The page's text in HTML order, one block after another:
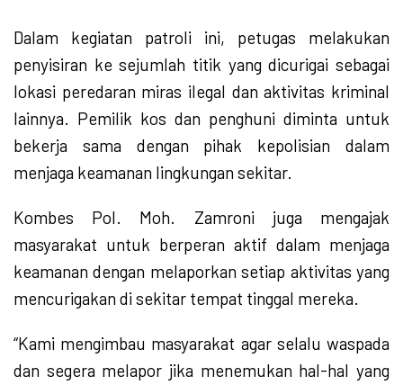
Dalam kegiatan patroli ini, petugas melakukan
penyisiran ke sejumlah titik yang dicurigai sebagai
lokasi peredaran miras ilegal dan aktivitas kriminal
lainnya. Pemilik kos dan penghuni diminta untuk
bekerja sama dengan pihak kepolisian dalam
menjaga keamanan lingkungan sekitar.
Kombes Pol. Moh. Zamroni juga mengajak
masyarakat untuk berperan aktif dalam menjaga
keamanan dengan melaporkan setiap aktivitas yang
mencurigakan di sekitar tempat tinggal mereka.
“Kami mengimbau masyarakat agar selalu waspada
dan segera melapor jika menemukan hal-hal yang